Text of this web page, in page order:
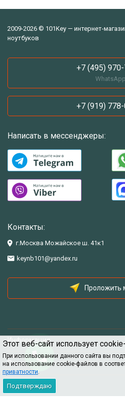
Этот веб-сайт использует
При использовании данного сайта вы
на использование cookie-файлов в
приватности.
Подтверждаю
2009-2026 © 101Key — интернет-
ноутбуков
+7 (495)
WhatsApp
+7 (919)
Написать в мессенджеры:
Контакты:
г.Москва Можайское ш. 41к1
keynb101@yandex.ru
Проложить
Информация
Помощь
Информация